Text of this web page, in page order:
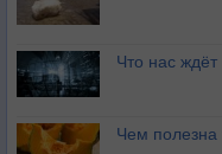
Что нас
Чем полезна